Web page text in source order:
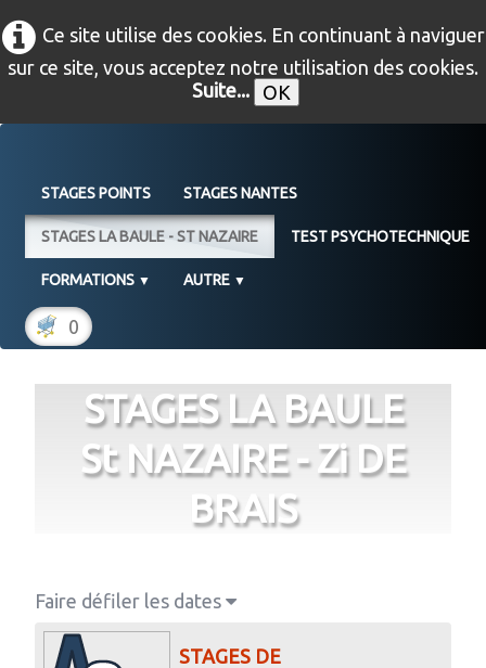
Ce site utilise des cookies. En continuant à naviguer
sur ce site, vous acceptez notre utilisation des cookies.
Suite...
OK
STAGES POINTS STAGES NANTES
STAGES LA BAULE - ST NAZAIRE TEST PSYCHOTECHNIQUE
FORMATIONS ▼ AUTRE ▼
0
STAGES LA BAULE
St NAZAIRE - Zi DE
BRAIS
Faire défiler les dates
STAGES DE